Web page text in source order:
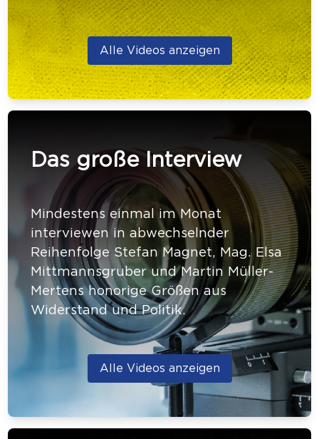
Alle Videos anzeigen
Das große Interview
Mindestens einmal im Monat
interviewen in abwechselnder
Reihenfolge Stefan Magnet, Mag. Elsa
Mittmannsgruber und Martin Müller-
Mertens honorige Größen aus
Widerstand und Politik.
Alle Videos anzeigen